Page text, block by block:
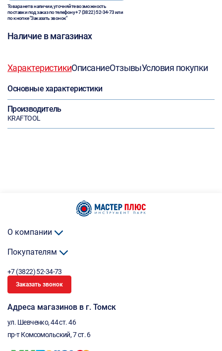
Товара нет в наличии, уточняйте возможность
поставки под заказ по телефону+7 (3822) 52-34-73или
по кнопке "Заказать звонок"
Наличие в магазинах
ХарактеристикиОписаниеОтзывыУсловия покупки
Основные характеристики
Производитель
KRAFTOOL
О компании
Покупателям
+7 (3822) 52-34-73
Заказать звонок
Адреса магазинов в г. Томск
ул. Шевченко, 44 ст. 46
пр-т Комсомольский, 7 ст. 6